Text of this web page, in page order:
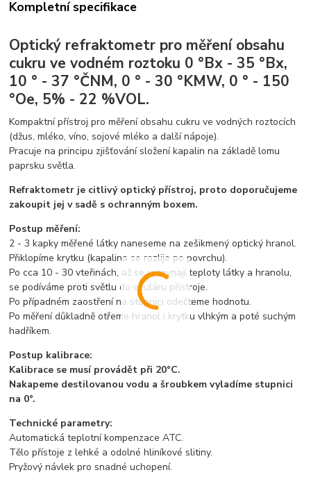
Kompletní specifikace
Optický refraktometr pro měření obsahu
cukru ve vodném roztoku 0 °Bx - 35 °Bx,
10 ° - 37 °ČNM, 0 ° - 30 °KMW, 0 ° - 150
°Oe, 5% - 22 %VOL.
Kompaktní přístroj pro měření obsahu cukru ve vodných roztocích
(džus, mléko, víno, sojové mléko a další nápoje).
Pracuje na principu zjišťování složení kapalin na základě lomu
paprsku světla.
Refraktometr je citlivý optický přístroj, proto doporučujeme
zakoupit jej v sadě s ochranným boxem.
Postup měření:
2 - 3 kapky měřené látky naneseme na zešikmený optický hranol.
Přiklopíme krytku (kapalina se rozlije po povrchu).
Po cca 10 - 30 vteřinách, až se vyrovnají teploty látky a hranolu,
se podíváme proti světlu do okuláru přístroje.
Po případném zaostření na stupnici odečteme hodnotu.
Po měření důkladně otřeme hranol i krytku vlhkým a poté suchým
hadříkem.
Postup kalibrace:
Kalibrace se musí provádět při 20°C.
Nakapeme destilovanou vodu a šroubkem vyladíme stupnici
na 0°.
Technické parametry:
Automatická teplotní kompenzace ATC.
Tělo přístoje z lehké a odolné hliníkové slitiny.
Pryžový návlek pro snadné uchopení.